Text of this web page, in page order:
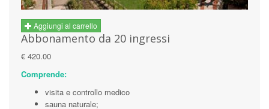
Aggiungi al carrello
Abbonamento da 20 ingressi
€ 420.00
Comprende:
visita e controllo medico
sauna naturale;